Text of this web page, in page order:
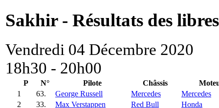
Sakhir - Résultats des
Vendredi 04 Décembre 2020
18h30 - 20h00
P N° Pilote Châssis
1
63. George Russell Mercedes
Mercedes
2
33. Max Verstappen Red Bull
Honda